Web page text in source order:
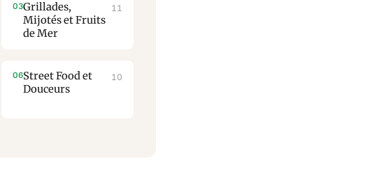
Grillades,
Mijotés et Fruits
de Mer
11
Street Food et
Douceurs
10